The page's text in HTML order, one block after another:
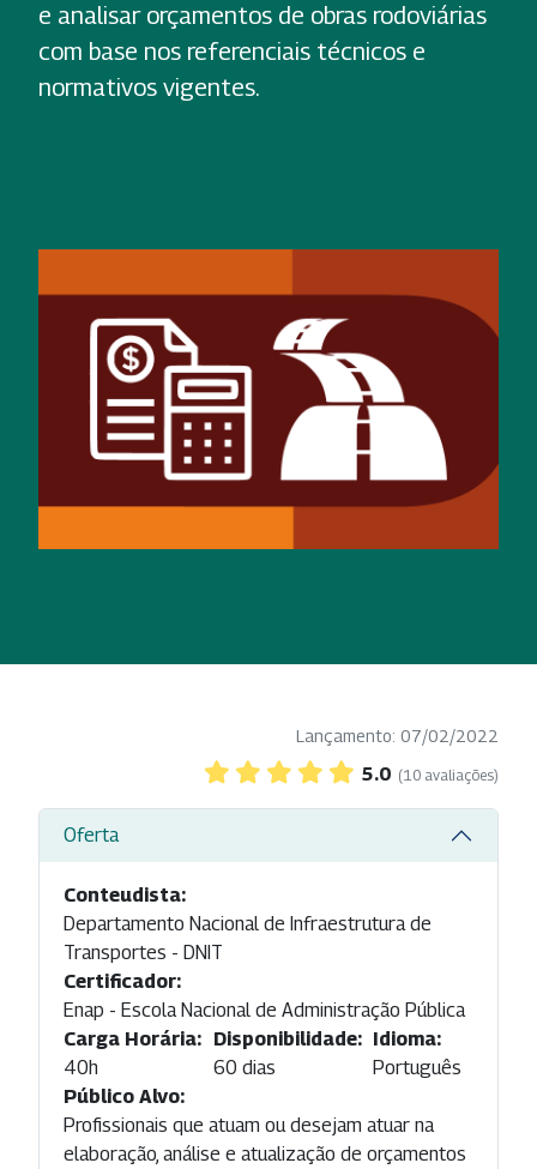
e analisar orçamentos de obras rodoviárias
com base nos referenciais técnicos e
normativos vigentes.
Lançamento: 07/02/2022
5.0 (10 avaliações)
Oferta
Conteudista:
Departamento Nacional de Infraestrutura de
Transportes - DNIT
Certificador:
Enap - Escola Nacional de Administração Pública
Carga Horária:
40h
Disponibilidade:
60 dias
Idioma:
Português
Público Alvo:
Profissionais que atuam ou desejam atuar na
elaboração, análise e atualização de orçamentos